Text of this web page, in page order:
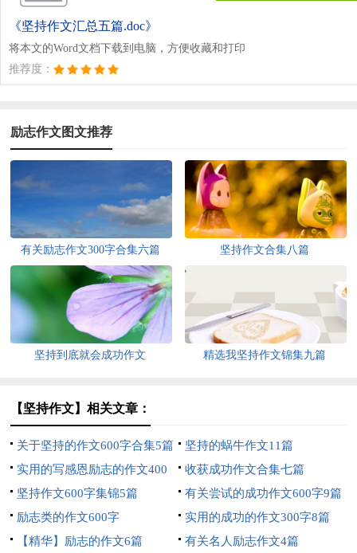
《坚持作文汇总五篇.doc》
将本文的Word文档下载到电脑，方便收藏和打印
推荐度：
励志作文图文推荐
有关励志作文300字合集六篇 坚持作文合集八篇
坚持到底就会成功作文 精选我坚持作文锦集九篇
【坚持作文】相关文章：
关于坚持的作文600字合集5篇
坚持的蜗牛作文11篇
实用的写感恩励志的作文400
字三篇
收获成功作文合集七篇
坚持作文600字集锦5篇
有关尝试的成功作文600字9篇
励志类的作文600字
实用的成功的作文300字8篇
【精华】励志的作文6篇
有关名人励志作文4篇